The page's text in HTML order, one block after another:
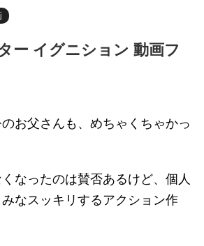
ー イグニション 動画フ
お父さんも、めちゃくちゃかっ
なったのは賛否あるけど、個人
なスッキリするアクション作